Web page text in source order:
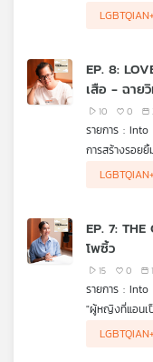
Killer) กลับมี
ศิลปิน รวมถึง
อื่น ๆ อีกมากม
the Rainbow
LGBTQIAN+
EP. 8:
เสือ - ฉาย
10 0
รายการ : Into
การสร้างรอย
เพลงผสานกั
เยียวยาและสร้
ในตัวเอง ให้ก
กันได้ใน Into
LGBTQIAN+
EP. 7:
โพซิ้ว
15 0
รายการ : Into
"ผู้หญิงที่แอนเ
ตอนที่แอนดูค
ภาคภูมิใจขอ
LGBTQIAN+